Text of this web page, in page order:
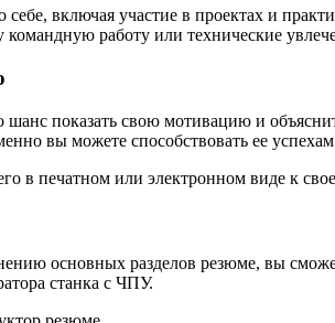
себе, включая участие в проектах и
работу или технические
показать свою мотивацию и
вы можете способствовать ее
в печатном или электронном виде к
основных разделов резюме, вы
станка с ЧПУ.